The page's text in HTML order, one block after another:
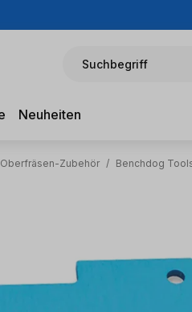
Suchbegriff
Neuheiten
Zubehör / Benchdog